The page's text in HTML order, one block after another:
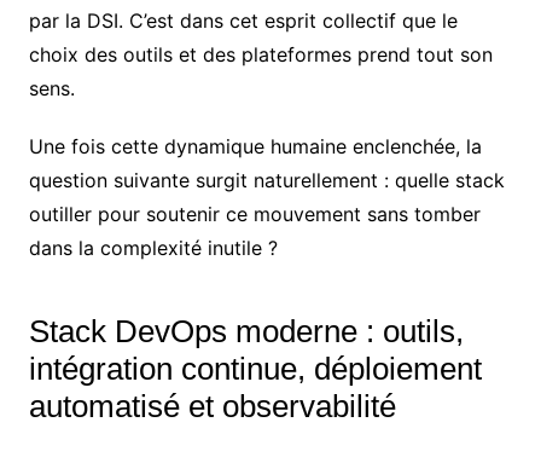
par la DSI. C’est dans cet esprit collectif que le
choix des outils et des plateformes prend tout son
sens.
Une fois cette dynamique humaine enclenchée, la
question suivante surgit naturellement : quelle stack
outiller pour soutenir ce mouvement sans tomber
dans la complexité inutile ?
Stack DevOps moderne : outils,
intégration continue, déploiement
automatisé et observabilité